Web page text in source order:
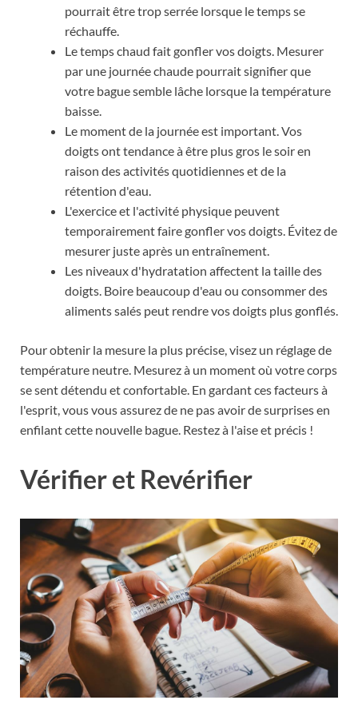
pourrait être trop serrée lorsque le temps se
réchauffe.
Le temps chaud fait gonfler vos doigts. Mesurer
par une journée chaude pourrait signifier que
votre bague semble lâche lorsque la température
baisse.
Le moment de la journée est important. Vos
doigts ont tendance à être plus gros le soir en
raison des activités quotidiennes et de la
rétention d'eau.
L'exercice et l'activité physique peuvent
temporairement faire gonfler vos doigts. Évitez de
mesurer juste après un entraînement.
Les niveaux d'hydratation affectent la taille des
doigts. Boire beaucoup d'eau ou consommer des
aliments salés peut rendre vos doigts plus gonflés.
Pour obtenir la mesure la plus précise, visez un réglage de
température neutre. Mesurez à un moment où votre corps
se sent détendu et confortable. En gardant ces facteurs à
l'esprit, vous vous assurez de ne pas avoir de surprises en
enfilant cette nouvelle bague. Restez à l'aise et précis !
Vérifier et Revérifier